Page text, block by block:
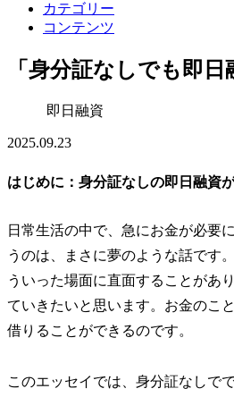
カテゴリー
コンテンツ
「身分証なしでも即
即日融資
2025.09.23
はじめに：身分証なしの即日融資
日常生活の中で、急にお金が必要
うのは、まさに夢のような話です
ういった場面に直面することがあ
ていきたいと思います。お金のこ
借りることができるのです。
このエッセイでは、身分証なしで